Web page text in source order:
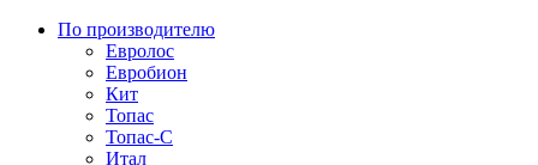
По производителю
Евролос
Евробион
Кит
Топас
Топас-С
Итал